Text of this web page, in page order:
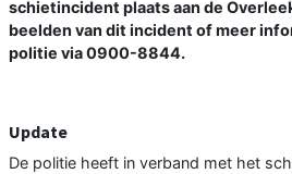
schietincident plaats aan de
beelden van dit incident of meer
politie via 0900-8844.
Update
De politie heeft in verband met het